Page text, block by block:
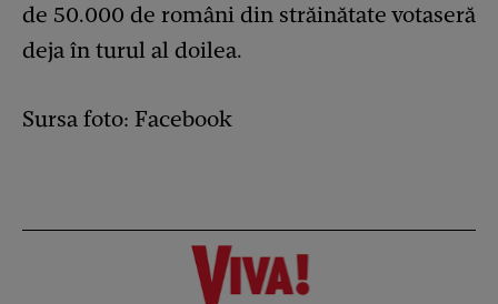
de 50.000 de români din străinătate votaseră
deja în turul al doilea.
Sursa foto: Facebook